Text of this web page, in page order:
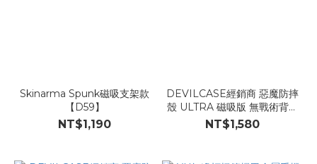
Skinarma Spunk磁吸支架款
【D59】
NT$1,190
DEVILCASE經銷商 惡魔防摔
殼 ULTRA 磁吸版 無戰術背帶
【D52】
NT$1,580